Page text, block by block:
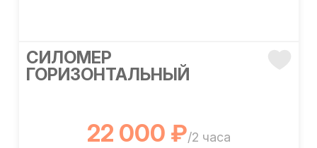
СИЛОМЕР
ГОРИЗОНТАЛЬНЫЙ
22 000 ₽/2 часа